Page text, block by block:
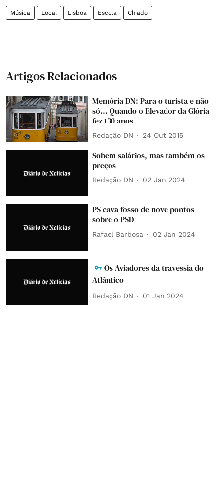
Música Local Lisboa Escola Chiado
Artigos Relacionados
Memória DN: Para o turista e não
só... Quando o Elevador da Glória
fez 130 anos
Redação DN 24 Out 2015
Sobem salários, mas também os
preços
Redação DN 02 Jan 2024
PS cava fosso de nove pontos
sobre o PSD
Rafael Barbosa 02 Jan 2024
Os Aviadores da travessia do
Atlântico
Redação DN 01 Jan 2024